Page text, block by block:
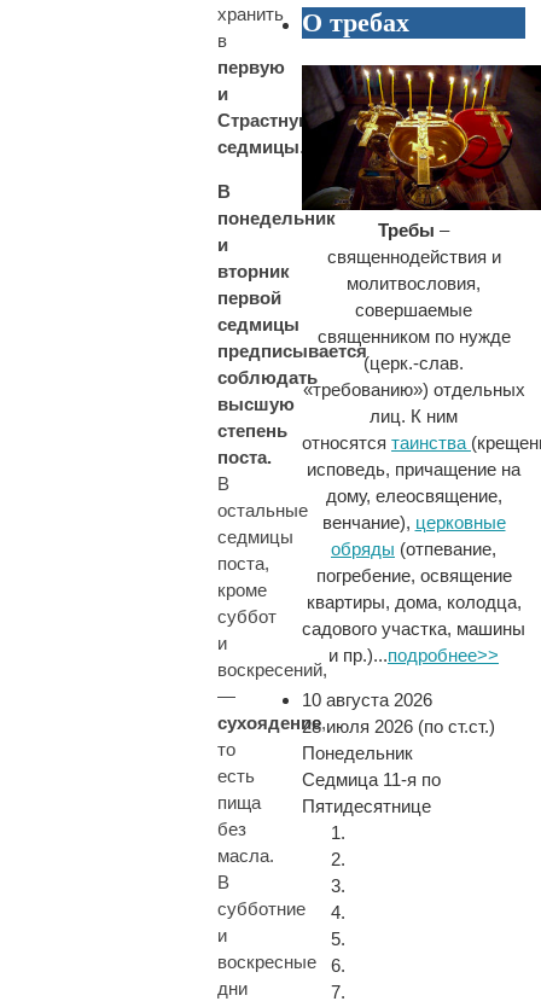
хранить
в
первую
и
Страстную
седмицы.
В
понедельник
и
вторник
первой
седмицы
предписывается
соблюдать
высшую
степень
поста.
В
остальные
седмицы
поста,
кроме
суббот
и
воскресений,
—
сухоядение,
то
есть
пища
без
масла.
В
субботние
и
воскресные
дни
О требах
Требы –
священнодействия и
молитвословия,
совершаемые
священником по нужде
(церк.-слав.
«требованию») отдельных
лиц. К ним
относятся таинства
исповедь, причащение на
дому, елеосвящение,
венчание), церковные
обряды (отпевание,
погребение, освящение
квартиры, дома, колодца,
садового участка, машины
и пр.)...подробнее>>
10 августа 2026
28 июля 2026 (по ст.ст.)
Понедельник
Седмица 11-я по
Пятидесятнице